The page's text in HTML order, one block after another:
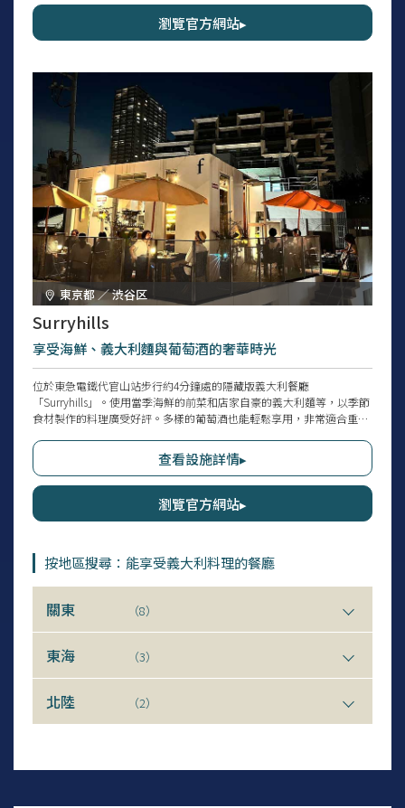
瀏覽官方網站▸
東京都 ／ 渋谷区
Surryhills
享受海鮮、義大利麵與葡萄酒的奢華時光
位於東急電鐵代官山站步行約4分鐘處的隱藏版義大利餐廳
「Surryhills」。使用當季海鮮的前菜和店家自豪的義大利麵等，以季節
食材製作的料理廣受好評。多樣的葡萄酒也能輕鬆享用，非常適合重要
外，還備有可攜帶寵物的露台個座位，令人感到開心。店名源自澳洲雪
梨時尚區域「Surryhills」。延續前店為咖啡館的歷史，以全新風格溫暖
迎接來訪者。
查看設施詳情▸
瀏覽官方網站▸
按地區搜尋：能享受義大利料理的餐廳
關東 （8）
東海 （3）
北陸 （2）